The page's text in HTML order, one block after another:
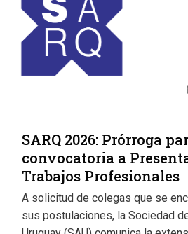
SARQ 2026: Prórroga
convocatoria a
Trabajos Profesionales
A solicitud de colegas que se
sus postulaciones, la Sociedad